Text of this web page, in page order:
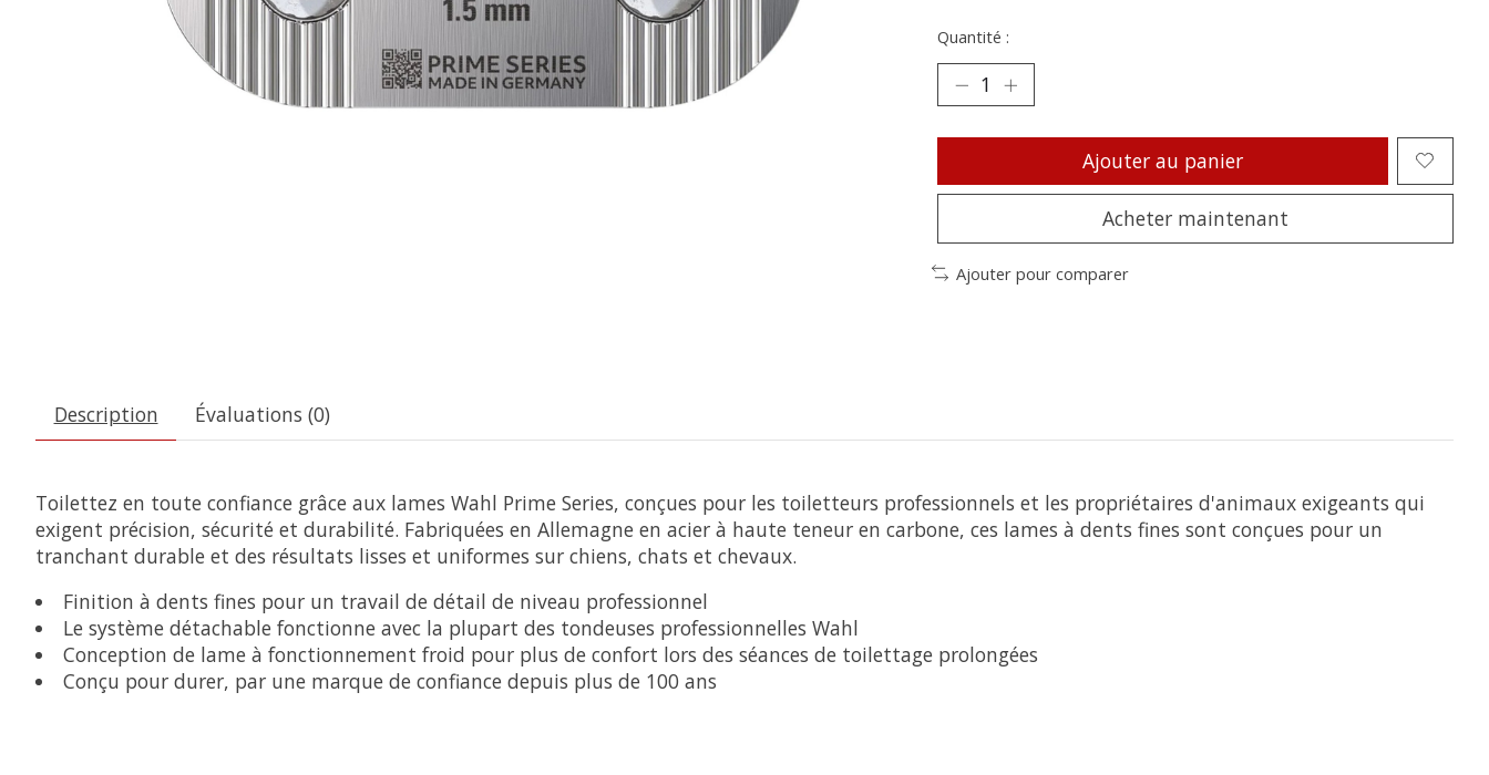
Quantité :
Ajouter au panier
Acheter maintenant
Ajouter pour comparer
Description Évaluations (0)
Toilettez en toute confiance grâce aux lames Wahl Prime Series, conçues pour les toiletteurs professionnels et les propriétaires d'animaux exigeants qui
exigent précision, sécurité et durabilité. Fabriquées en Allemagne en acier à haute teneur en carbone, ces lames à dents fines sont conçues pour un
tranchant durable et des résultats lisses et uniformes sur chiens, chats et chevaux.
Finition à dents fines pour un travail de détail de niveau professionnel
Le système détachable fonctionne avec la plupart des tondeuses professionnelles Wahl
Conception de lame à fonctionnement froid pour plus de confort lors des séances de toilettage prolongées
Conçu pour durer, par une marque de confiance depuis plus de 100 ans